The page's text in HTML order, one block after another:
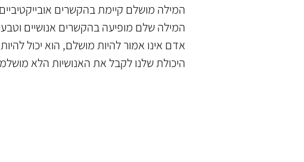
המילה מושלם קיימת בהקשרים
המילה שלם מופיעה בהקשרים אנושיים
אדם אינו אמור להיות מושלם, הוא יכול
היכולת שלנו לקבל את האנושיות הלא